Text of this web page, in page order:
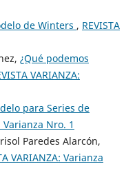
de Winters , REVISTA
¿Qué podemos
VARIANZA:
para Series de
Varianza Nro. 1
Paredes Alarcón,
VARIANZA: Varianza